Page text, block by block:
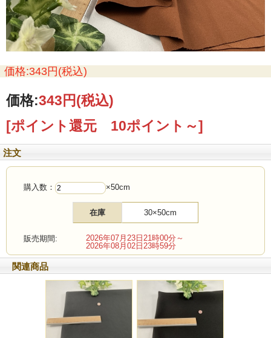
価格:343円(税込)
価格:343円(税込)
[ポイント還元 10ポイント～]
注文
購入数： ×50cm
在庫 30×50cm
販売期間:
2026年07月23日21時00分～
2026年08月02日23時59分
関連商品